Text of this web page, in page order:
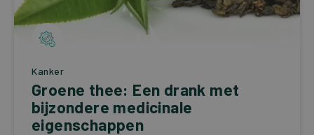
Kanker
Groene thee: Een drank met
bijzondere medicinale
eigenschappen